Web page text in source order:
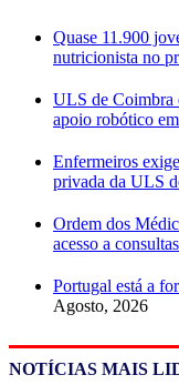
Quase 11.900
nutricionista no
ULS de Coimbra
apoio robótico
Enfermeiros
privada da ULS
Ordem dos
acesso a
Portugal está a
Agosto, 2026
NOTÍCIAS MAIS